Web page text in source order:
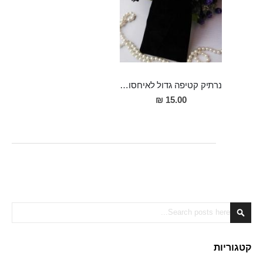
נרתיק קטיפה גדול לאיחסון אביזרי מין
15.00 ₪
Search
Search
קטגוריות